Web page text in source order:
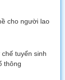
cho người lao
tuyển sinh
thông